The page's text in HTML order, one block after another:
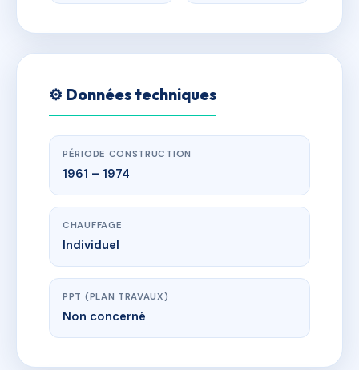
⚙️ Données techniques
PÉRIODE CONSTRUCTION
1961 – 1974
CHAUFFAGE
Individuel
PPT (PLAN TRAVAUX)
Non concerné